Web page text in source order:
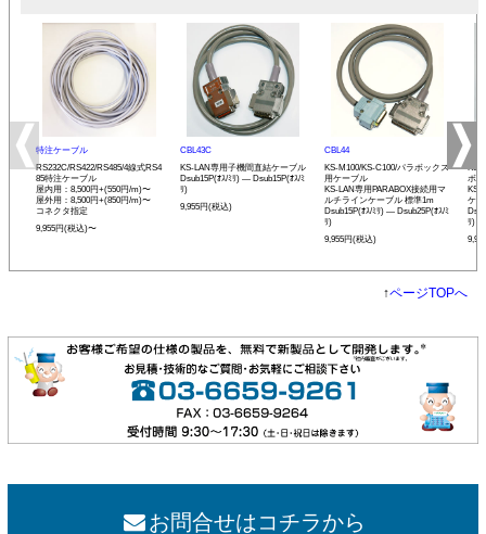
特注ケーブル
RS232C/RS422/RS485/4線式RS4
85特注ケーブル
屋内用：8,500円+(550円/m)〜
屋外用：8,500円+(850円/m)〜
コネクタ指定
9,955円(税込)〜
CBL43C
KS-LAN専用子機間直結ケーブル
Dsub15P(ｵｽ/ﾐﾘ) ― Dsub15P(ｵｽ/ﾐ
ﾘ)
9,955円(税込)
CBL44
KS-M100/KS-C100/パラボックス
用ケーブル
KS-LAN専用PARABOX接続用マ
ルチラインケーブル 標準1m
Dsub15P(ｵｽ/ﾐﾘ) ― Dsub25P(ｵｽ/ﾐ
ﾘ)
9,955円(税込)
KS-
ボ
KS-
ケ
ﾘ)
↑ページTOPへ
お問合せはコチラから